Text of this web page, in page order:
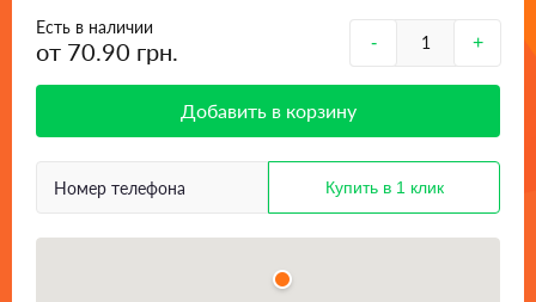
Есть в наличии
от 70.90 грн. - +
Добавить в корзину